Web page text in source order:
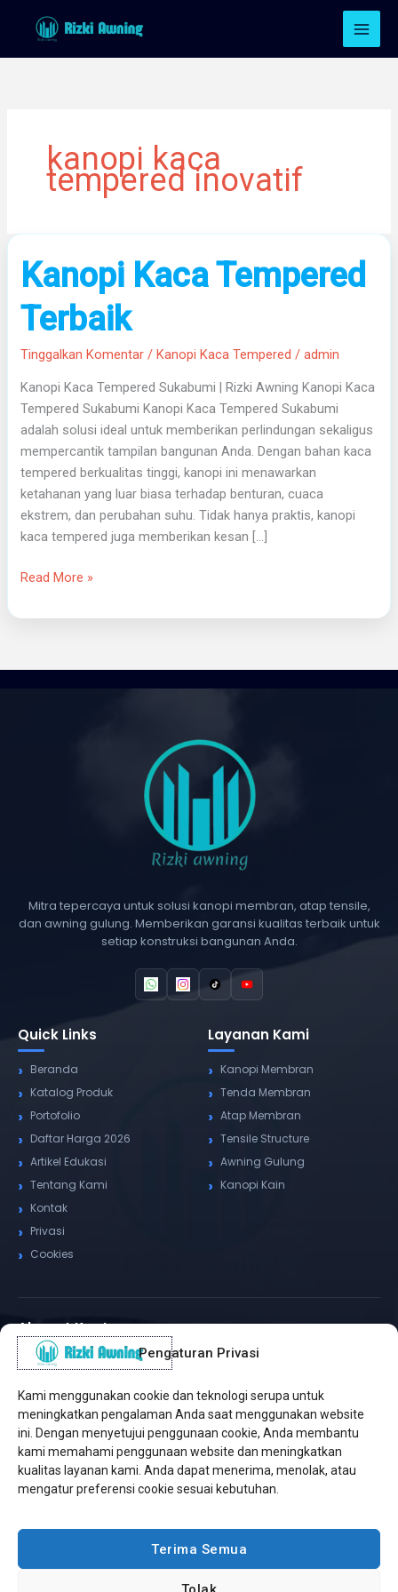
Pengaturan Privasi
Kami menggunakan cookie dan teknologi serupa untuk
meningkatkan pengalaman Anda saat menggunakan website
ini. Dengan menyetujui penggunaan cookie, Anda membantu
kami memahami penggunaan website dan meningkatkan
kualitas layanan kami. Anda dapat menerima, menolak, atau
mengatur preferensi cookie sesuai kebutuhan.
Terima Semua
kanopi kaca
tempered inovatif
Kanopi Kaca Tempered
Terbaik
Tinggalkan Komentar /Kanopi Kaca Tempered /admin
Kanopi Kaca Tempered Sukabumi | Rizki Awning Kanopi Kaca
Tempered Sukabumi Kanopi Kaca Tempered Sukabumi
adalah solusi ideal untuk memberikan perlindungan sekaligus
mempercantik tampilan bangunan Anda. Dengan bahan kaca
tempered berkualitas tinggi, kanopi ini menawarkan
ketahanan yang luar biasa terhadap benturan, cuaca
ekstrem, dan perubahan suhu. Tidak hanya praktis, kanopi
kaca tempered juga memberikan kesan […]
Kanopi
Kaca
Tempered
Terbaik
Read More »
Mitra tepercaya untuk solusi kanopi membran, atap tensile,
dan awning gulung. Memberikan garansi kualitas terbaik untuk
setiap konstruksi bangunan Anda.
Quick Links
Beranda
Katalog Produk
Portofolio
Daftar Harga 2026
Artikel Edukasi
Tentang Kami
Kontak
Privasi
Cookies
Layanan Kami
Kanopi Membran
Tenda Membran
Atap Membran
Tensile Structure
Awning Gulung
Kanopi Kain
Alamat Kantor
✆ WhatsApp / Telepon
Pusat Sukabumi
Sukamanis, Kadudampit, Sukabumi
Cabang Jakarta
Kembangan, Jakarta Barat
Sektor A3, Tangerang Selatan